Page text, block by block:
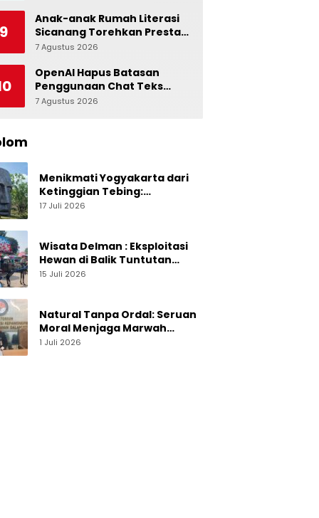
9
Anak-anak Rumah Literasi
Sicanang Torehkan Prestasi
pada Peringatan Hari Anak
Medan Belawan
7 Agustus 2026
OpenAI Hapus Batasan
Penggunaan Chat Teks
untuk Akun Gratis ChatGPT
7 Agustus 2026
Menikmati Yogyakarta dari
Ketinggian Tebing:
Menelusuri Pesona On The
17 Juli 2026
Wisata Delman : Eksploitasi
Hewan di Balik Tuntutan
Perut Kusir
15 Juli 2026
Natural Tanpa Ordal: Seruan
Moral Menjaga Marwah
Perguruan Tinggi
1 Juli 2026